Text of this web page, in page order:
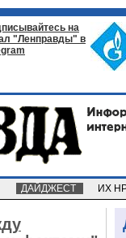
на
"Ленправды" в
ДАЙДЖЕСТ ИХ